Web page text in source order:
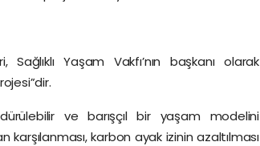
Yaşam Vakfı’nın başkanı olarak
ve barışçıl bir yaşam modelini
karşılanması, karbon ayak izinin azaltılması